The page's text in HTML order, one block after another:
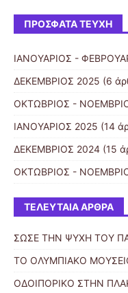
ΠΡΌΣΦΑΤΑ ΤΕΎΧΗ
ΙΑΝΟΥΑΡΙΟΣ -
ΔΕΚΕΜΒΡΙΟΣ 2025 (6
ΟΚΤΩΒΡΙΟΣ -
ΙΑΝΟΥΑΡΙΟΣ 2025 (14
ΔΕΚΕΜΒΡΙΟΣ 2024 (15
ΟΚΤΩΒΡΙΟΣ -
ΤΕΛΕΥΤΑΊΑ ΆΡΘΡΑ
ΣΩΣΕ ΤΗΝ ΨΥΧΗ ΤΟΥ
ΤΟ ΟΛΥΜΠΙΑΚΟ
ΟΔΟΙΠΟΡΙΚΟ ΣΤΗΝ